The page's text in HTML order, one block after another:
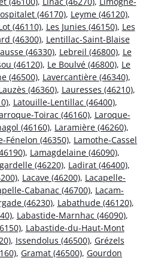
(46170), Leyme (46120),
(46110), Les Junies (46150), Les
(46300), Lentillac-Saint-Blaise
(46330), Lebreil (46800), Le
(46120), Le Boulvé (46800), Le
(46500), Lavercantière (46340),
(46360), Lauresses (46210),
, Latouille-Lentillac (46400),
Toirac (46160), Laroque-
(46160), Laramière (46260),
Fénelon (46350), Lamothe-Cassel
, Lamagdelaine (46090),
(46220), Ladirat (46400),
, Lacave (46200), Lacapelle-
Cabanac (46700), Lacam-
(46230), Labathude (46120),
, Labastide-Marnhac (46090),
, Labastide-du-Haut-Mont
, Issendolus (46500), Grézels
, Gramat (46500), Gourdon